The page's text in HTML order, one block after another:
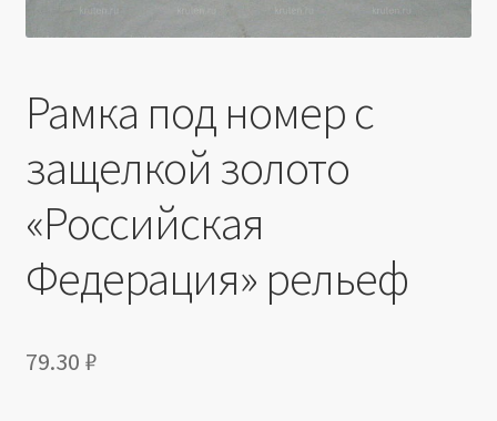
Рамка под номер с
защелкой золото
«Российская
Федерация» рельеф
79.30 ₽